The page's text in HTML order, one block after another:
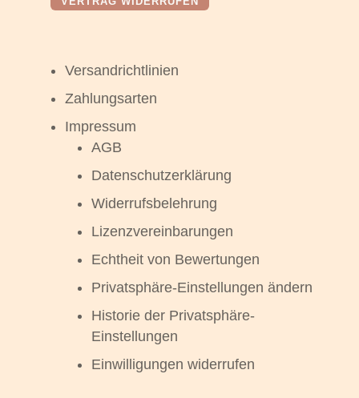
Versandrichtlinien
Zahlungsarten
Impressum
AGB
Datenschutzerklärung
Widerrufsbelehrung
Lizenzvereinbarungen
Echtheit von Bewertungen
Privatsphäre-Einstellungen ändern
Historie der Privatsphäre-
Einstellungen
Einwilligungen widerrufen